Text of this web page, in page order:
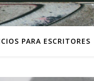
PARA ESCRITORES